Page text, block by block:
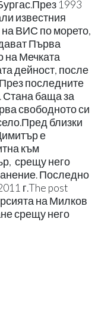
1993
известния
ВИС по морето,
Първа
на Мечката
дейност, после
последните
Стана баща за
свободното си
близки
е
към
срещу него
Последно
г.The post
на Милков
срещу него